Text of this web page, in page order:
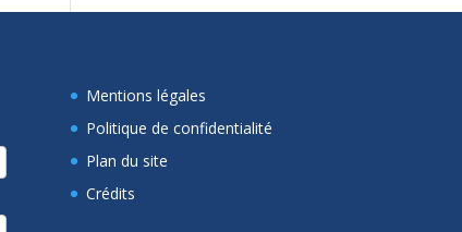
Mentions légales
Politique de confidentialité
Plan du site
Crédits